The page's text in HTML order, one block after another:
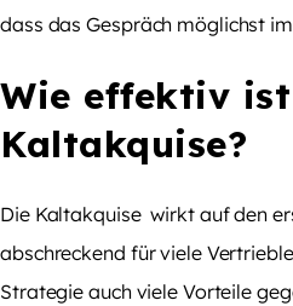
dass das Gespräch möglichst
Wie effektiv
Kaltakquise?
Die Kaltakquisewirkt auf den
abschreckend für viele
Strategie auch viele Vorteile